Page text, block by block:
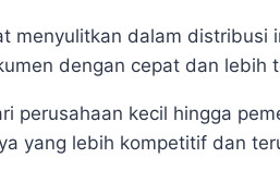
menyulitkan dalam distribusi
dengan cepat dan lebih
perusahaan kecil hingga
yang lebih kompetitif dan